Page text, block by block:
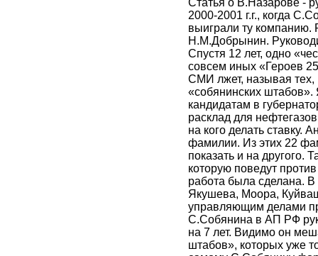
Статья о В.Назарове -
2000-2001 г.г., когда
выиграли ту компанию.
Н.М.Добрынин.
Спустя 12 лет, одно
совсем иных «Героев
СМИ лжет, называя тех,
«собянинских
кандидатам в
расклад для
на кого делать ставку.
фамилии. Из этих 22
показать и на другого.
которую поведут
работа была сделана.
Якушева, Моора,
управляющим делами
С.Собянина в АП РФ
на 7 лет. Видимо он
штабов», которых уже